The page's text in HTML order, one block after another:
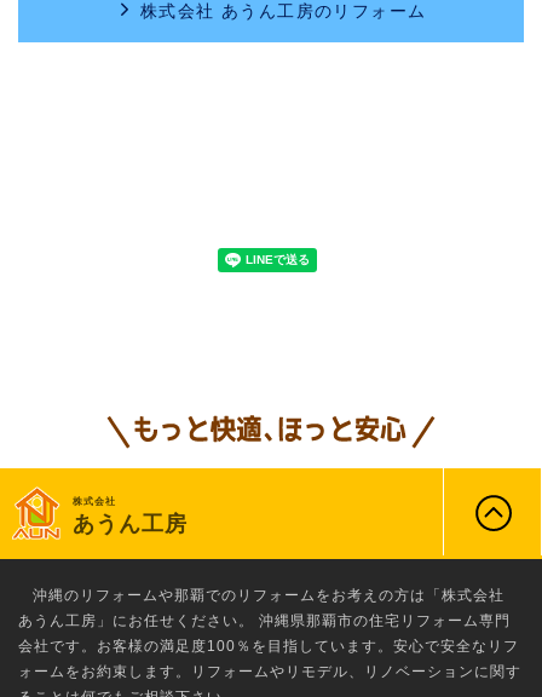
株式会社 あうん工房のリフォーム
株式会社
あうん工房
沖縄のリフォームや那覇でのリフォームをお考えの方は「株式会社
あうん工房」にお任せください。 沖縄県那覇市の住宅リフォーム専門
会社です。お客様の満足度100％を目指しています。安心で安全なリフ
ォームをお約束します。リフォームやリモデル、リノベーションに関す